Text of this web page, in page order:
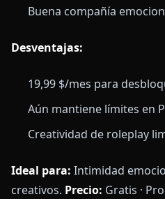
Buena compañía
Desventajas:
19,99 $/mes para
Aún mantiene límites en
Creatividad de roleplay
Ideal para: Intimidad
creativos. Precio: Gratis ·